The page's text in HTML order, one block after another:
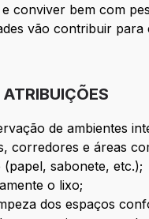
conviver bem com
vão contribuir
de ambientes
corredores e áreas
(papel, sabonete, etc.);
o lixo;
dos espaços